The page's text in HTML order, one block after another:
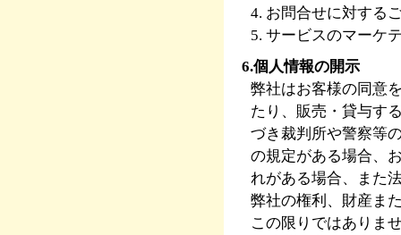
4. お問合せに対する
5. サービスのマーケ
6.個人情報の開示
弊社はお客様の同意
たり、販売・貸与す
づき裁判所や警察等
の規定がある場合、
れがある場合、また
弊社の権利、財産ま
この限りではありま